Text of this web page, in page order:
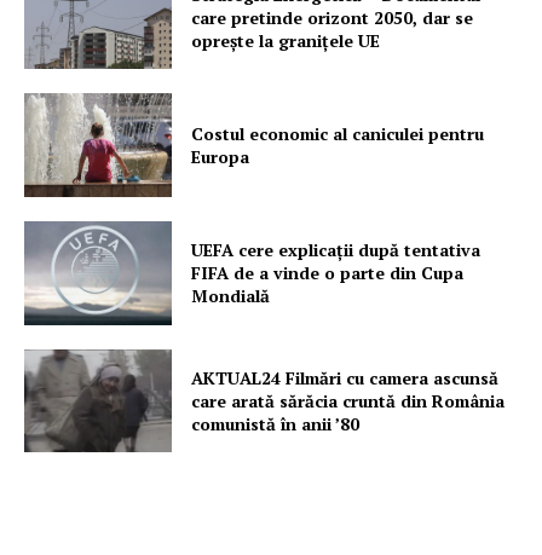
care pretinde orizont 2050, dar se
oprește la granițele UE
Costul economic al caniculei pentru
Europa
UEFA cere explicații după tentativa
FIFA de a vinde o parte din Cupa
Mondială
AKTUAL24 Filmări cu camera ascunsă
care arată sărăcia cruntă din România
comunistă în anii ’80